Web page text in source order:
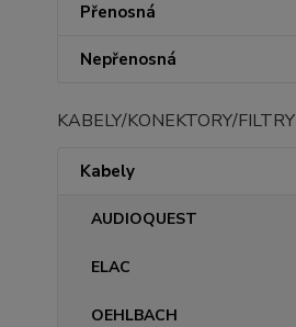
Přenosná
Nepřenosná
KABELY/KONEKTORY/FILTRY
Kabely
AUDIOQUEST
ELAC
OEHLBACH